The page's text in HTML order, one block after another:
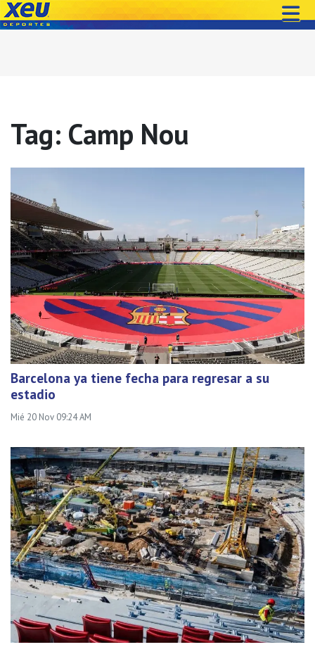
Tag: Camp Nou
Barcelona ya tiene fecha para regresar a su
estadio
Mié 20 Nov 09:24 AM